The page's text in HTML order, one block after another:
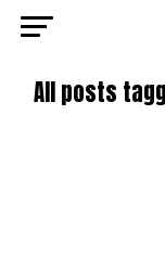
All posts